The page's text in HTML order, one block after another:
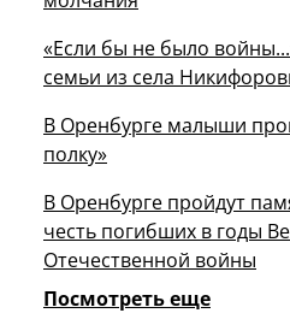
«Если бы не было
семьи из села
В Оренбурге малыши
полку»
В Оренбурге пройдут
честь погибших в годы
Отечественной войны
Посмотреть еще